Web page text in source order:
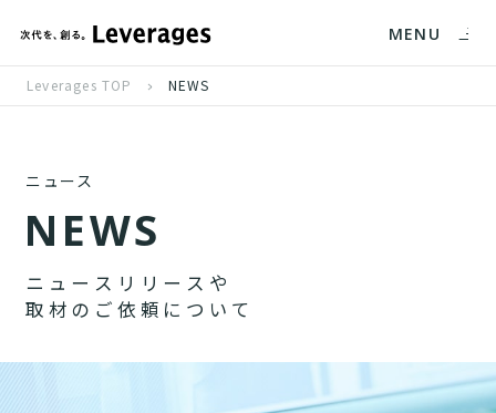
MENU
Leverages TOP NEWS
ニュース
NEWS
ニ ュ ー ス リ リ ー ス や
取 材 の ご 依 頼 に つ い て